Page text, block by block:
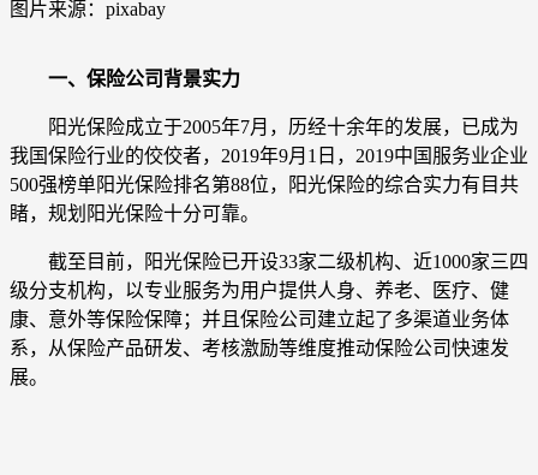
图片来源：pixabay
一、保险公司背景实力
阳光保险成立于2005年7月，历经十余年的发展，已成为
我国保险行业的佼佼者，2019年9月1日，2019中国服务业企业
500强榜单阳光保险排名第88位，阳光保险的综合实力有目共
睹，规划阳光保险十分可靠。
截至目前，阳光保险已开设33家二级机构、近1000家三四
级分支机构，以专业服务为用户提供人身、养老、医疗、健
康、意外等保险保障；并且保险公司建立起了多渠道业务体
系，从保险产品研发、考核激励等维度推动保险公司快速发
展。